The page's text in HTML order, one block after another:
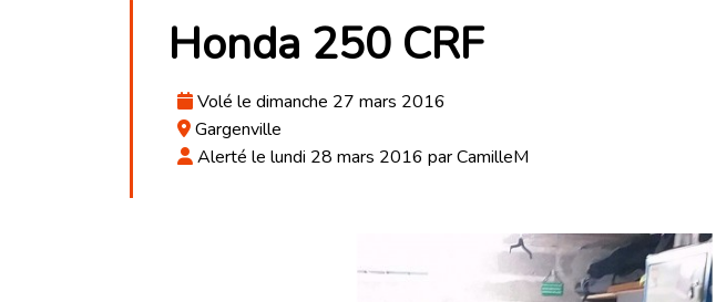
Honda 250 CRF
Volé le dimanche 27 mars 2016
Gargenville
Alerté le lundi 28 mars 2016 par CamilleM